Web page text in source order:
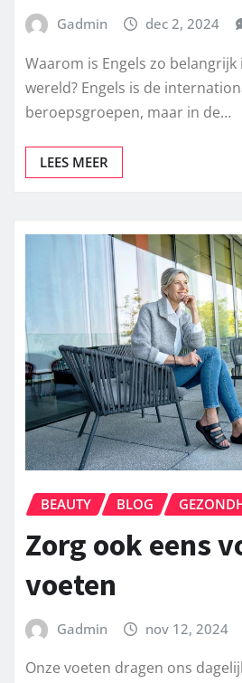
Gadmin dec 2, 2024
Waarom is Engels zo
wereld? Engels is de
beroepsgroepen, maar in de…
LEES MEER
BEAUTY BLOG
Zorg ook eens
voeten
Gadmin nov 12, 2024
Onze voeten dragen ons